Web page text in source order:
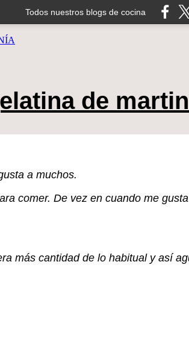
Todos nuestros blogs de cocina
de
a muchos.
comer. De vez en cuando me
más cantidad de lo habitual y así